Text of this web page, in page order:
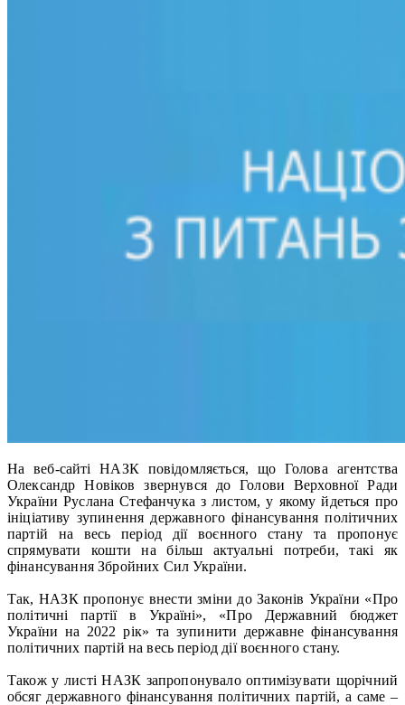
На веб-сайті НАЗК повідомляється, що Голова агентства
Олександр Новіков звернувся до Голови Верховної Ради
України Руслана Стефанчука з листом, у якому йдеться про
ініціативу зупинення державного фінансування політичних
партій на весь період дії воєнного стану та пропонує
спрямувати кошти на більш актуальні потреби, такі як
фінансування Збройних Сил України.
Так, НАЗК пропонує внести зміни до Законів України «Про
політичні партії в Україні», «Про Державний бюджет
України на 2022 рік» та зупинити державне фінансування
політичних партій на весь період дії воєнного стану.
Також у листі НАЗК запропонувало оптимізувати щорічний
обсяг державного фінансування політичних партій, а саме –